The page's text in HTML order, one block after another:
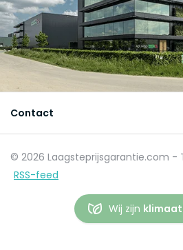
Contact
© 2026 Laagsteprijsgarantie.com -
RSS-feed
Wij zijn